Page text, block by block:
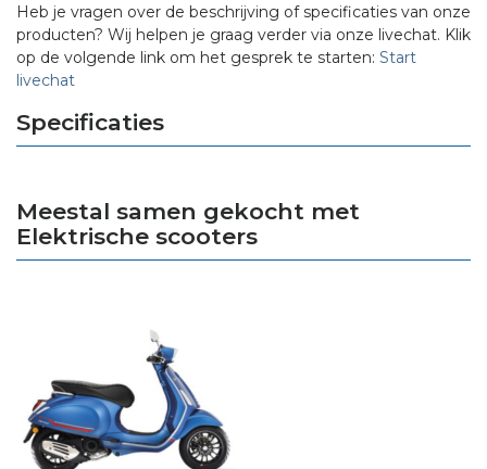
Heb je vragen over de beschrijving of specificaties van onze
producten? Wij helpen je graag verder via onze livechat. Klik
op de volgende link om het gesprek te starten: Start
livechat
Specificaties
Meestal samen gekocht met
Elektrische scooters